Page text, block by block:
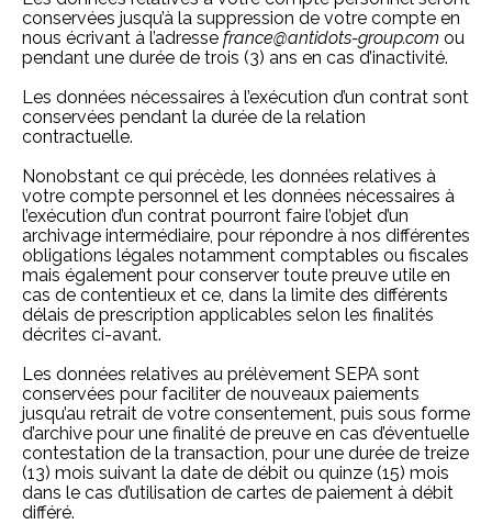
conservées jusqu’à la suppression de votre compte en
nous écrivant à l’adresse france@antidots-group.com ou
pendant une durée de trois (3) ans en cas d’inactivité.
Les données nécessaires à l’exécution d’un contrat sont
conservées pendant la durée de la relation
contractuelle.
Nonobstant ce qui précède, les données relatives à
votre compte personnel et les données nécessaires à
l’exécution d’un contrat pourront faire l’objet d’un
archivage intermédiaire, pour répondre à nos différentes
obligations légales notamment comptables ou fiscales
mais également pour conserver toute preuve utile en
cas de contentieux et ce, dans la limite des différents
délais de prescription applicables selon les finalités
décrites ci-avant.
Les données relatives au prélèvement SEPA sont
conservées pour faciliter de nouveaux paiements
jusqu’au retrait de votre consentement, puis sous forme
d’archive pour une finalité de preuve en cas d’éventuelle
contestation de la transaction, pour une durée de treize
(13) mois suivant la date de débit ou quinze (15) mois
dans le cas d’utilisation de cartes de paiement à débit
différé.